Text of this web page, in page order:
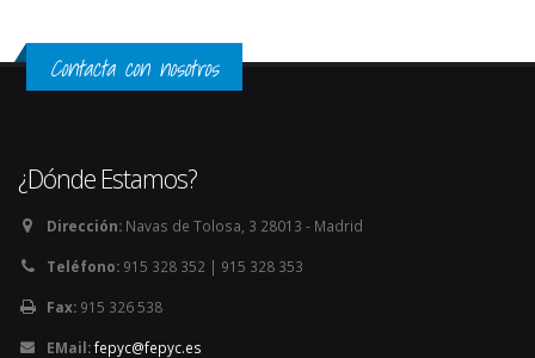
Contacta con nosotros
¿Dónde Estamos?
Dirección: Navas de Tolosa, 3 28013 - Madrid
Teléfono: 915 328 352 | 915 328 353
Fax: 915 326 538
EMail:fepyc@fepyc.es